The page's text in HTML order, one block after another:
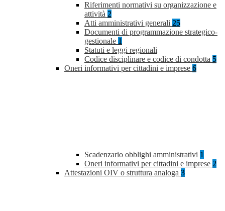
Riferimenti normativi su organizzazione e
attività 2
Atti amministrativi generali 25
Documenti di programmazione strategico-
gestionale 1
Statuti e leggi regionali
Codice disciplinare e codice di condotta 5
Oneri informativi per cittadini e imprese 6
Scadenzario obblighi amministrativi 1
Oneri informativi per cittadini e imprese 2
Attestazioni OIV o struttura analoga 3